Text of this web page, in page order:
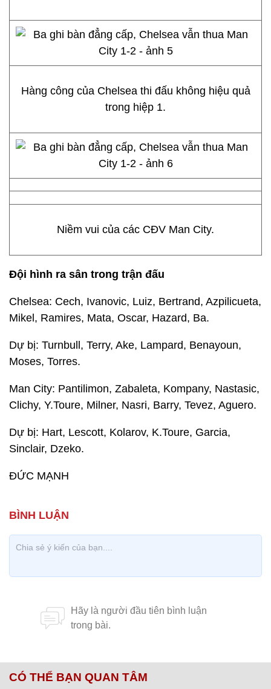
Hàng công của Chelsea thi đấu không hiệu quả
trong hiệp 1.
Niềm vui của các CĐV Man City.
Đội hình ra sân trong trận đấu
Chelsea: Cech, Ivanovic, Luiz, Bertrand, Azpilicueta,
Mikel, Ramires, Mata, Oscar, Hazard, Ba.
Dự bị: Turnbull, Terry, Ake, Lampard, Benayoun,
Moses, Torres.
Man City: Pantilimon, Zabaleta, Kompany, Nastasic,
Clichy, Y.Toure, Milner, Nasri, Barry, Tevez, Aguero.
Dự bị: Hart, Lescott, Kolarov, K.Toure, Garcia,
Sinclair, Dzeko.
ĐỨC MẠNH
CÓ THỂ BẠN QUAN TÂM